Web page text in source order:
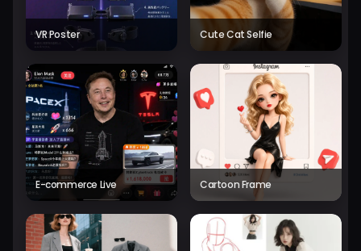
VR Poster Cute Cat Selfie
E-commerce Live Cartoon Frame